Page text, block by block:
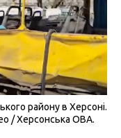
району в Херсоні.
/ Херсонська ОВА.